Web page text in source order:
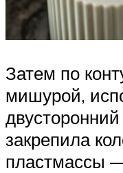
Затем по
мишурой,
закрепила
пластмассы